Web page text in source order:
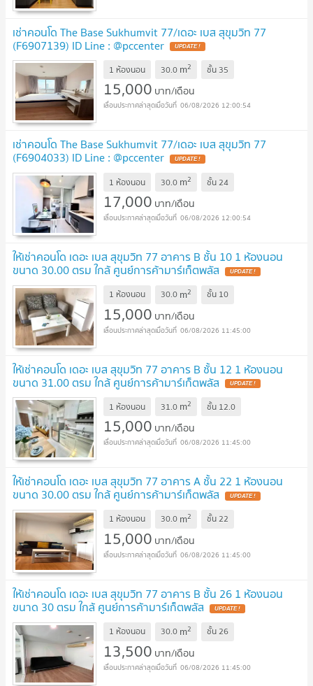
เช่าคอนโด The Base Sukhumvit 77/เดอะ เบส สุขุมวิท 77
(F6907139) ID Line : @pccenter
1 ห้องนอน 30.0 m2 ชั้น 35
15,000 บาท/เดือน
06/08/2026 12:00:54
เช่าคอนโด The Base Sukhumvit 77/เดอะ เบส สุขุมวิท 77
(F6904033) ID Line : @pccenter
1 ห้องนอน 30.0 m2 ชั้น24
17,000 บาท/เดือน
06/08/2026 12:00:54
ให้เช่าคอนโด เดอะ เบส สุขุมวิท 77 อาคาร B ชั้น 10 1 ห้องนอน
ขนาด 30.00 ตรม ใกล้ ศูนย์การค้ามาร์เก็ตพลัส
1 ห้องนอน 30.0 m2 ชั้น 10
15,000 บาท/เดือน
06/08/2026 11:45:00
ให้เช่าคอนโด เดอะ เบส สุขุมวิท 77 อาคาร B ชั้น 12 1 ห้องนอน
ขนาด 31.00 ตรม ใกล้ ศูนย์การค้ามาร์เก็ตพลัส
1 ห้องนอน 31.0 m2 ชั้น 12.0
15,000 บาท/เดือน
06/08/2026 11:45:00
ให้เช่าคอนโด เดอะ เบส สุขุมวิท 77 อาคาร A ชั้น 22 1 ห้องนอน
ขนาด 30.00 ตรม ใกล้ ศูนย์การค้ามาร์เก็ตพลัส
1 ห้องนอน 30.0 m2 ชั้น22
15,000 บาท/เดือน
06/08/2026 11:45:00
ให้เช่าคอนโด เดอะ เบส สุขุมวิท 77 อาคาร B ชั้น 26 1 ห้องนอน
ขนาด 30 ตรม ใกล้ ศูนย์การค้ามาร์เก็ตพลัส
1 ห้องนอน 30.0 m2 ชั้น26
13,500 บาท/เดือน
06/08/2026 11:45:00